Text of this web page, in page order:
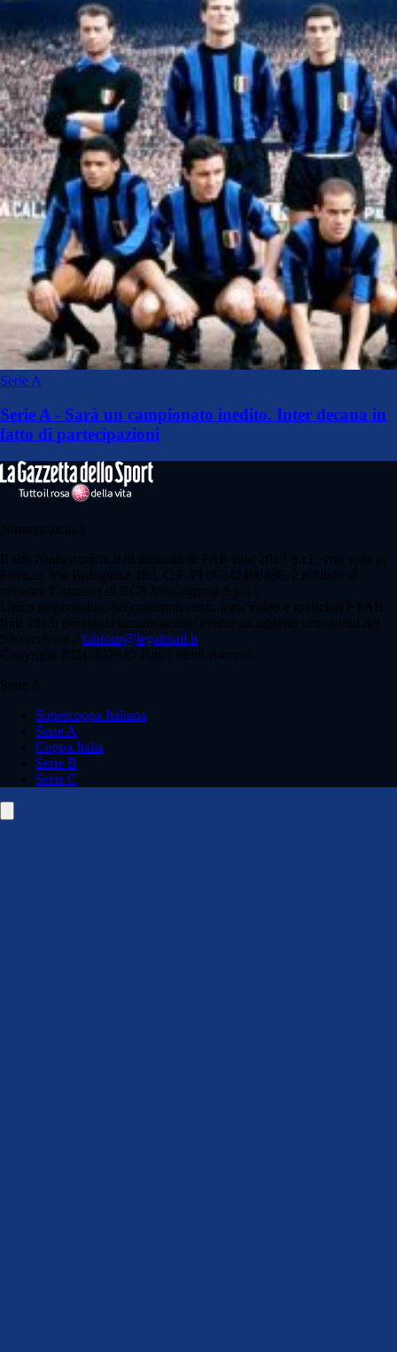
Serie A
Serie A - Sarà un campionato inedito. Inter decana in
fatto di partecipazioni
Numericalcio.it
Il sito Numericalcio.it di titolarità di FAB four 2013 S.r.l., con sede in
Firenze, Via Bolognese 263, C.F./PI 06342490486, è affiliato al
network Gazzanet di RCS Mediagroup S.p.a..
Unico responsabile dei contenuti (testi, foto, video e grafiche) è FAB
four 2013; per ogni comunicazione avente ad oggetto i contenuti del
Sito scrivere a fabfour@legalmail.it
Copyright 2021-2026 © Tutti i diritti riservati.
Serie A
Supercoppa Italiana
Serie A
Coppa Italia
Serie B
Serie C